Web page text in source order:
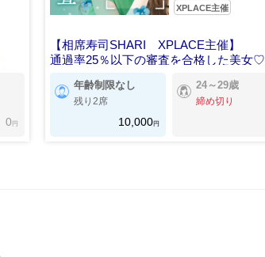
0 円
XPLACE主催
【相席寿司SHARI XPLACE主催】
通過率25％以下の審査を合格した美女♡
年齢制限なし
残り2席
10,000円
24～29歳
締め切り